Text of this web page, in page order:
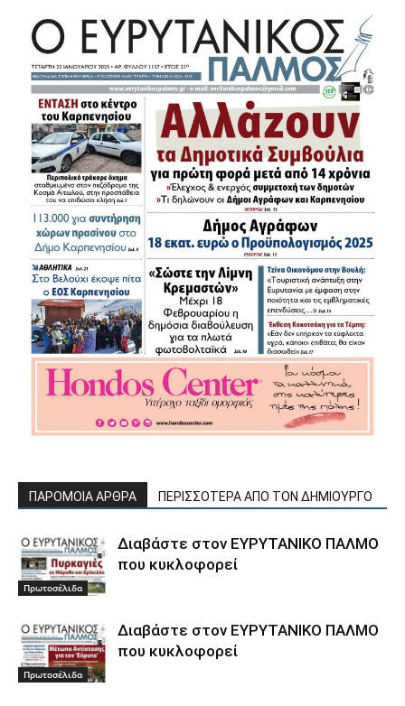
ΠΑΡΟΜΟΙΑ ΑΡΘΡΑ ΠΕΡΙΣΣΟΤΕΡΑ ΑΠΟ ΤΟΝ ΔΗΜΙΟΥΡΓΟ
Πρωτοσέλιδα
Διαβάστε στον ΕΥΡΥΤΑΝΙΚΟ ΠΑΛΜΟ
που κυκλοφορεί
Πρωτοσέλιδα
Διαβάστε στον ΕΥΡΥΤΑΝΙΚΟ ΠΑΛΜΟ
που κυκλοφορεί